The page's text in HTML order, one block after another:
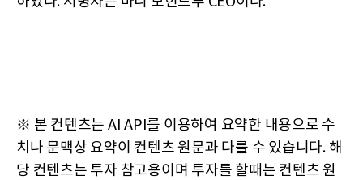
※ 본 컨텐츠는 AI API를 이용하여 요약한 내용으로 수
치나 문맥상 요약이 컨텐츠 원문과 다를 수 있습니다. 해
당 컨텐츠는 투자 참고용이며 투자를 할때는 컨텐츠 원